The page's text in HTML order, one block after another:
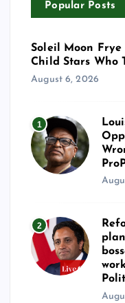
Popular Posts
Soleil Moon Frye
Child Stars Who
August 6, 2026
1
2